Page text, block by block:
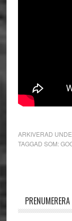
ARKIVERAD
TAGGAD SOM: